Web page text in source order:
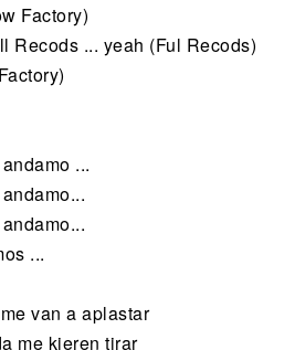
Factory)
Recods ... yeah (Ful Recods)
...
...
van a aplastar
me kieren tirar